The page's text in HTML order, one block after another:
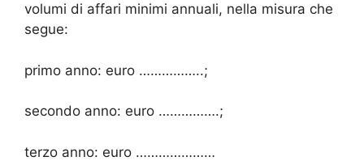
volumi di affari minimi annuali, nella misura che
segue:
primo anno: euro ……………..;
secondo anno: euro …………….;
terzo anno: euro …………………